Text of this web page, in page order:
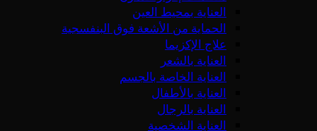
العناية بمحيط العين
الحماية من الأشعة فوق البنفسجية
علاج الإكزيما
العناية بالشعر
العناية الخاصة بالجسم
العناية بالأطفال
العناية بالرجال
العناية الشخصية